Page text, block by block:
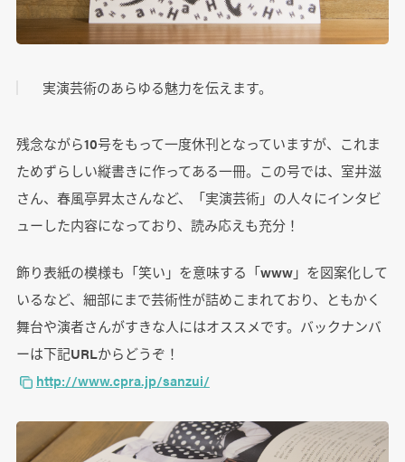
実演芸術のあらゆる魅力を伝えます。
残念ながら10号をもって一度休刊となっていますが、これま
ためずらしい縦書きに作ってある一冊。この号では、室井滋
さん、春風亭昇太さんなど、「実演芸術」の人々にインタビ
ューした内容になっており、読み応えも充分！
飾り表紙の模様も「笑い」を意味する「www」を図案化して
いるなど、細部にまで芸術性が詰めこまれており、ともかく
舞台や演者さんがすきな人にはオススメです。バックナンバ
ーは下記URLからどうぞ！
http://www.cpra.jp/sanzui/